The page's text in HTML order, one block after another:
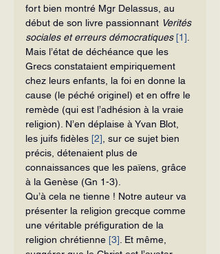
fort bien mon­tré Mgr Delassus, au
début de son livre passionnant Verités
sociales et erreurs démo­cratiques [1]
Mais l’état de déchéance que les
Grecs constataient empiriquement
chez leurs enfants, la foi en donne la
cause (le péché originel) et en offre le
remède (qui est l’adhésion à la vraie
religion). N’en dé­plaise à Yvan Blot,
les juifs fidèles [2] , sur ce sujet bien
précis, détenaient plus de
connaissances que les païens, grâce
à la Genèse (Gn 1-3).
Qu’à cela ne tienne ! Notre auteur va
présenter la religion grecque comme
une véritable préfiguration de la
religion chré­tienne [3] . Et même,